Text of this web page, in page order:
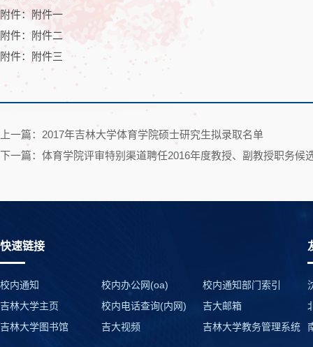
附件：附件一
附件：附件二
附件：附件三
上一篇：2017年吉林大学体育学院硕士研究生拟录取名单
下一篇：体育学院评审特别渠道聘任2016年度教授、副教授职务候
快速链接
校内通知 校内办公网(oa)
校内通知部门索引
吉林大学主页
校内电话查询(内网)
吉大邮箱
吉林大学图书馆
吉大视频 吉林大学教务管理系统